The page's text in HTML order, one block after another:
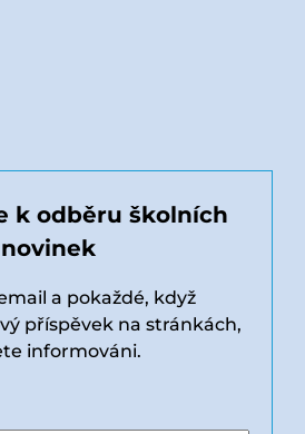
k odběru školních
novinek
a pokaždé, když
příspěvek na stránkách,
informováni.